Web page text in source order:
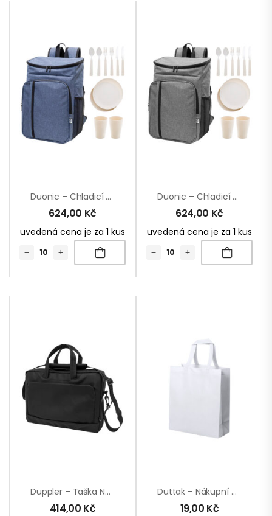
Duonic – Chladicí Piknikový Batoh Z RPET
624,00 Kč
uvedená cena je za 1 kus
Duonic – Chladicí Piknikový Batoh Z RPET
624,00 Kč
uvedená cena je za 1 kus
Duppler – Taška Na Dokumenty Z RPU
414,00 Kč
Duttak – Nákupní Taška
19,00 Kč